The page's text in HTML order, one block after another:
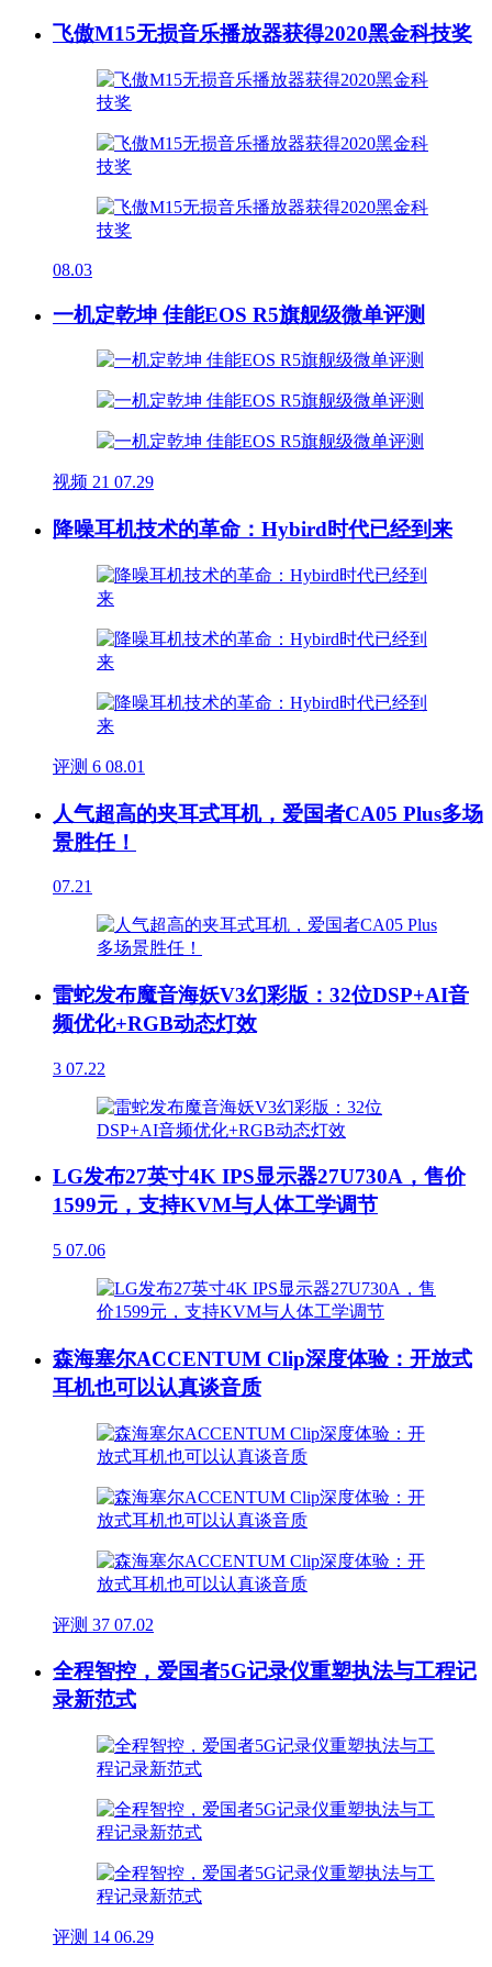
飞傲M15无损音乐播放器获得2020黑金科技奖
08.03
一机定乾坤 佳能EOS R5旗舰级微单评测
视频 21 07.29
降噪耳机技术的革命：Hybird时代已经到来
评测 6 08.01
人气超高的夹耳式耳机，爱国者CA05 Plus多场
景胜任！
07.21
雷蛇发布魔音海妖V3幻彩版：32位DSP+AI音
频优化+RGB动态灯效
3 07.22
LG发布27英寸4K IPS显示器27U730A，售价
1599元，支持KVM与人体工学调节
5 07.06
森海塞尔ACCENTUM Clip深度体验：开放式
耳机也可以认真谈音质
评测 37 07.02
全程智控，爱国者5G记录仪重塑执法与工程记
录新范式
评测 14 06.29